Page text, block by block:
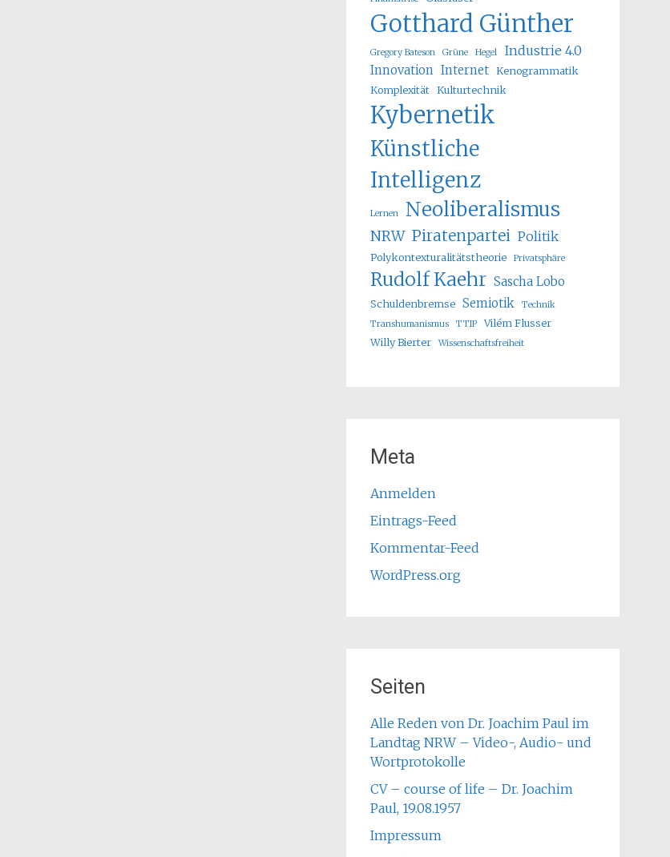
Gotthard Günther
Gregory Bateson Grüne Hegel Industrie 4.0
Innovation Internet Kenogrammatik
Komplexität Kulturtechnik
Kybernetik
Künstliche
Intelligenz
Lernen Neoliberalismus
NRW Piratenpartei Politik
Polykontexturalitätstheorie Privatsphäre
Rudolf Kaehr Sascha Lobo
Schuldenbremse Semiotik
Technik
Transhumanismus
TTIP
Vilém Flusser
Willy Bierter
Wissenschaftsfreiheit
Meta
Anmelden
Eintrags-Feed
Kommentar-Feed
WordPress.org
Seiten
Alle Reden von Dr. Joachim Paul im
Landtag NRW – Video-, Audio- und
Wortprotokolle
CV – course of life – Dr. Joachim
Paul, 19.08.1957
Impressum